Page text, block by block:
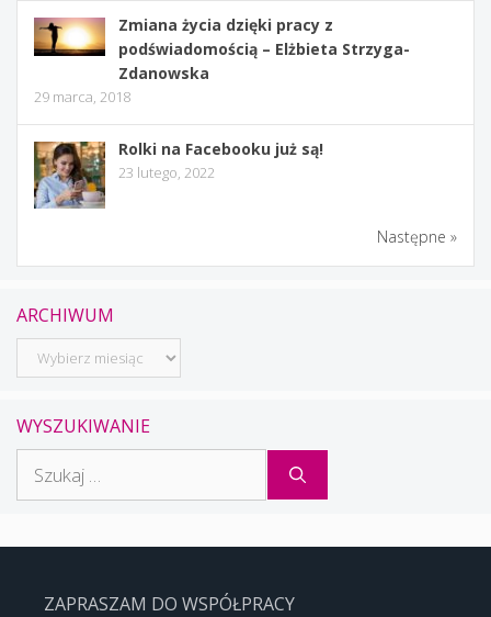
Zmiana życia dzięki pracy z
podświadomością – Elżbieta Strzyga-
Zdanowska
29 marca, 2018
Rolki na Facebooku już są!
23 lutego, 2022
Następne »
ARCHIWUM
Archiwum
WYSZUKIWANIE
ZAPRASZAM DO WSPÓŁPRACY